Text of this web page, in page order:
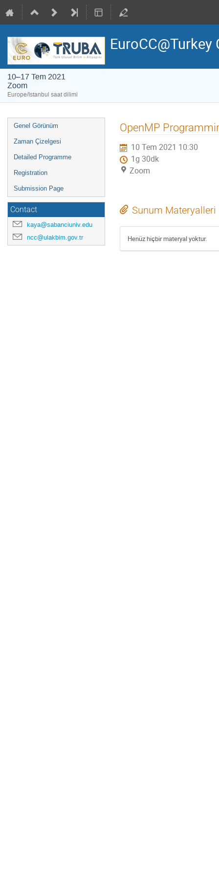
10–17 Tem 2021
Zoom
Europe/Istanbul saat dilimi
Event
menu
Genel Görünüm
Zaman Çizelgesi
Detailed Programme
Registration
Submission Page
Contact
kaya@sabanciuniv.edu
ncc@ulakbim.gov.tr
OpenMP
10 Tem 2021 10:30
1g 30dk
Zoom
Sunum Materyalleri
Henüz hiçbir materyal yoktur.